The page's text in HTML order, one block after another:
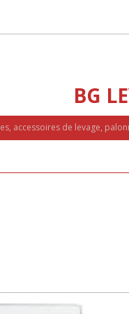
BG
accessoires de levage,